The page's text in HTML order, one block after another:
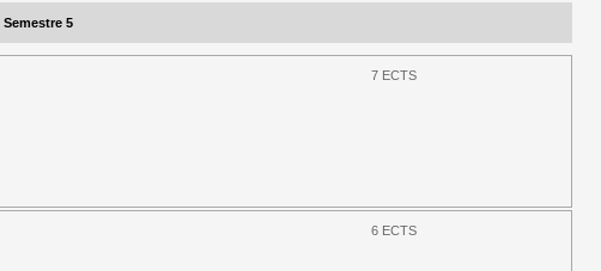
Semestre 5
7 ECTS
6 ECTS